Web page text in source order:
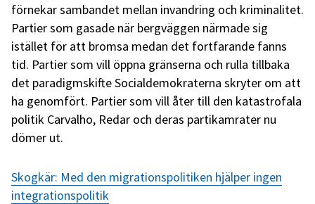
förnekar sambandet mellan invandring och kriminalitet.
Partier som gasade när bergväggen närmade sig
istället för att bromsa medan det fortfarande fanns
tid. Partier som vill öppna gränserna och rulla tillbaka
det paradigmskifte Socialdemokraterna skryter om att
ha genomfört. Partier som vill åter till den katastrofala
politik Carvalho, Redar och deras partikamrater nu
dömer ut.
Skogkär: Med den migrationspolitiken hjälper ingen
integrationspolitik